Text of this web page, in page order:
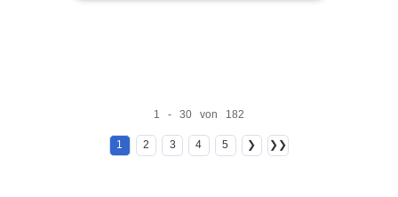
1 - 30 von 182
1 2 3 4 5 ❯ ❯❯